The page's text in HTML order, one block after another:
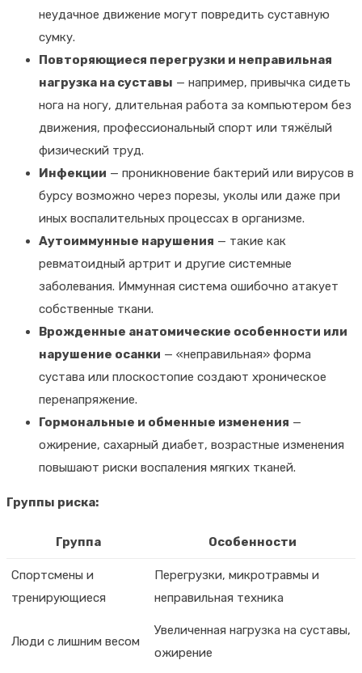
неудачное движение могут повредить суставную
сумку.
Повторяющиеся перегрузки и неправильная
нагрузка на суставы — например, привычка сидеть
нога на ногу, длительная работа за компьютером без
движения, профессиональный спорт или тяжёлый
физический труд.
Инфекции — проникновение бактерий или вирусов в
бурсу возможно через порезы, уколы или даже при
иных воспалительных процессах в организме.
Аутоиммунные нарушения — такие как
ревматоидный артрит и другие системные
заболевания. Иммунная система ошибочно атакует
собственные ткани.
Врожденные анатомические особенности или
нарушение осанки — «неправильная» форма
сустава или плоскостопие создают хроническое
перенапряжение.
Гормональные и обменные изменения —
ожирение, сахарный диабет, возрастные изменения
повышают риски воспаления мягких тканей.
Группы риска:
Группа Особенности
Спортсмены и
тренирующиеся
Перегрузки, микротравмы и
неправильная техника
Люди с лишним весом
Увеличенная нагрузка на суставы,
ожирение